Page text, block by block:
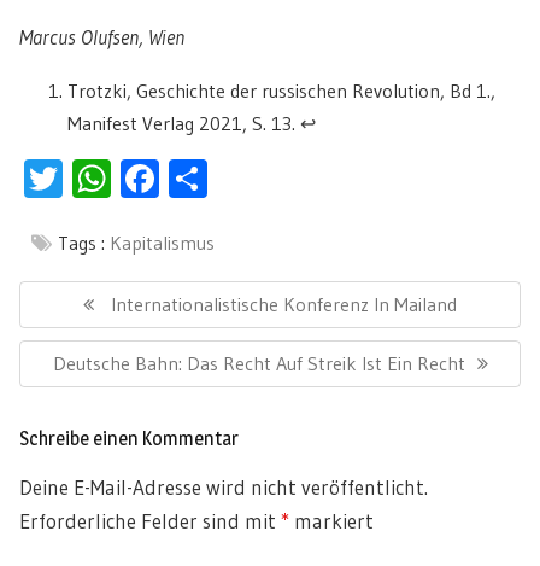
Marcus Olufsen, Wien
Trotzki, Geschichte der russischen Revolution, Bd 1.,
Manifest Verlag 2021, S. 13. ↩︎
Twitter
WhatsApp
Facebook
Tags : Kapitalismus
Previous
Post:
Internationalistische Konferenz In Mailand
Next
Post:
Deutsche Bahn: Das Recht Auf Streik Ist Ein Recht
Schreibe einen Kommentar
Deine E-Mail-Adresse wird nicht veröffentlicht.
Erforderliche Felder sind mit * markiert